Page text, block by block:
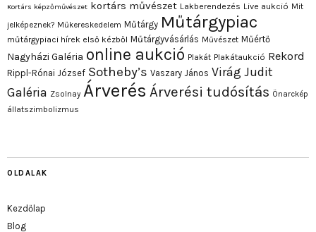
Kortárs képzőművészet kortárs művészet Lakberendezés Live aukció Mit
jelképeznek? Műkereskedelem Műtárgy Műtárgypiac
műtárgypiaci hírek első kézből Műtárgyvásárlás Művészet Műértő
Nagyházi Galéria online aukció Plakát Plakátaukció Rekord
Rippl-Rónai József Sotheby’s Vaszary János Virág Judit
Galéria Zsolnay Árverés Árverési tudósítás Önarckép
állatszimbolizmus
OLDALAK
Kezdőlap
Blog